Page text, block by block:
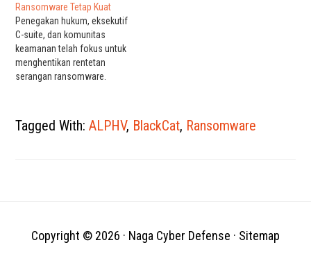
Ransomware Tetap Kuat
Penegakan hukum, eksekutif
C-suite, dan komunitas
keamanan telah fokus untuk
menghentikan rentetan
serangan ransomware.
geng LockBit 2.0 dan BlackCat,
ditambah pukulan akhir pekan
serangan dengan…
Tagged With:ALPHV, BlackCat, Ransomware
Copyright © 2026 · Naga Cyber Defense · Sitemap